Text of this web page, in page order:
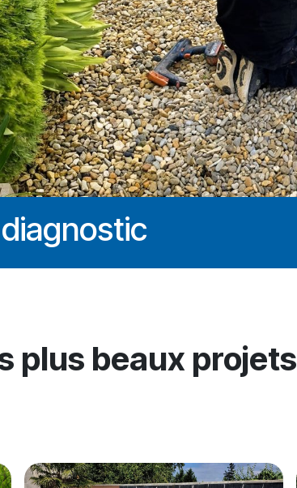
plus beaux projets